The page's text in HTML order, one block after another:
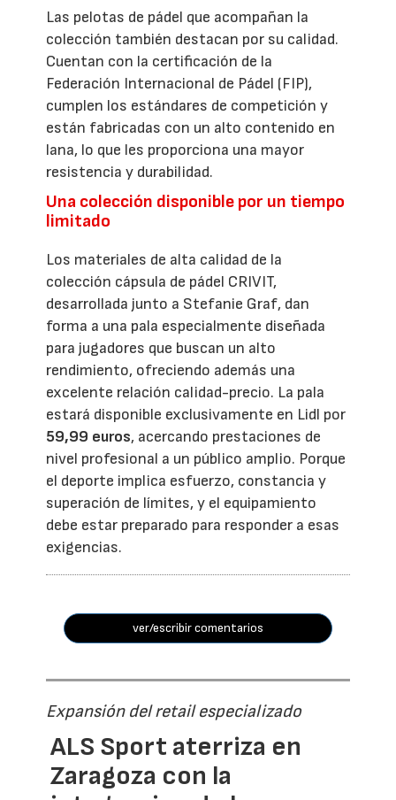
Las pelotas de pádel que acompañan la
colección también destacan por su calidad.
Cuentan con la certificación de la
Federación Internacional de Pádel (FIP),
cumplen los estándares de competición y
están fabricadas con un alto contenido en
lana, lo que les proporciona una mayor
resistencia y durabilidad.
Una colección disponible por un tiempo
limitado
Los materiales de alta calidad de la
colección cápsula de pádel CRIVIT,
desarrollada junto a Stefanie Graf, dan
forma a una pala especialmente diseñada
para jugadores que buscan un alto
rendimiento, ofreciendo además una
excelente relación calidad-precio. La pala
estará disponible exclusivamente en Lidl por
59,99 euros, acercando prestaciones de
nivel profesional a un público amplio. Porque
el deporte implica esfuerzo, constancia y
superación de límites, y el equipamiento
debe estar preparado para responder a esas
exigencias.
ver/escribir comentarios
Expansión del retail especializado
ALS Sport aterriza en
Zaragoza con la